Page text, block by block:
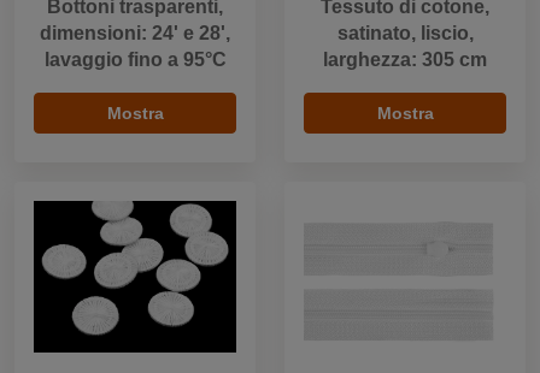
Bottoni trasparenti,
dimensioni: 24' e 28',
lavaggio fino a 95°C
Mostra
Tessuto di cotone,
satinato, liscio,
larghezza: 305 cm
Mostra